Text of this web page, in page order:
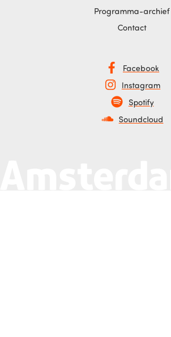
Programma-archief
Contact
Facebook
Instagram
Spotify
Soundcloud